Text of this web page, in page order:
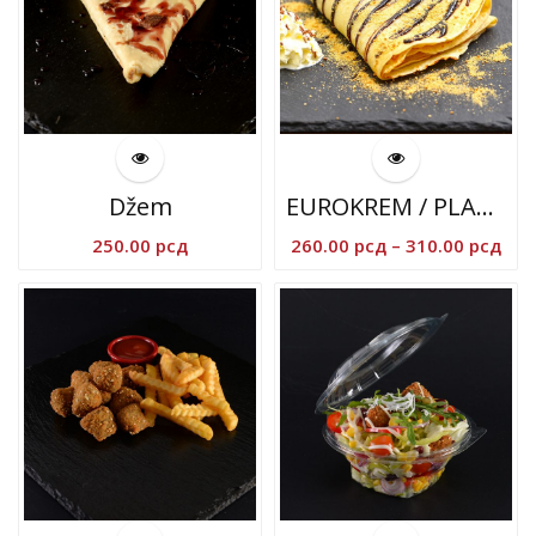
Džem
250.00 рсд
EUROKREM / PLAZMA
260.00 рсд – 310.00 рсд
od